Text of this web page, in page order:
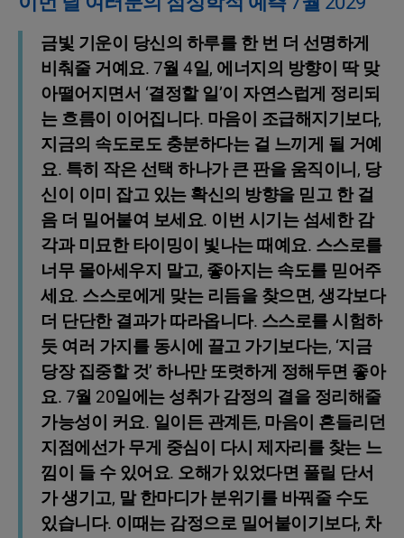
금빛 기운이 당신의 하루를 한 번 더 선명하게
비춰줄 거예요. 7월 4일, 에너지의 방향이 딱 맞
아떨어지면서 ‘결정할 일’이 자연스럽게 정리되
는 흐름이 이어집니다. 마음이 조급해지기보다,
지금의 속도로도 충분하다는 걸 느끼게 될 거예
요. 특히 작은 선택 하나가 큰 판을 움직이니, 당
신이 이미 잡고 있는 확신의 방향을 믿고 한 걸
음 더 밀어붙여 보세요. 이번 시기는 섬세한 감
각과 미묘한 타이밍이 빛나는 때예요. 스스로를
너무 몰아세우지 말고, 좋아지는 속도를 믿어주
세요. 스스로에게 맞는 리듬을 찾으면, 생각보다
더 단단한 결과가 따라옵니다. 스스로를 시험하
듯 여러 가지를 동시에 끌고 가기보다는, ‘지금
당장 집중할 것’ 하나만 또렷하게 정해두면 좋아
요. 7월 20일에는 성취가 감정의 결을 정리해줄
가능성이 커요. 일이든 관계든, 마음이 흔들리던
지점에선가 무게 중심이 다시 제자리를 찾는 느
낌이 들 수 있어요. 오해가 있었다면 풀릴 단서
가 생기고, 말 한마디가 분위기를 바꿔줄 수도
있습니다. 이때는 감정으로 밀어붙이기보다, 차